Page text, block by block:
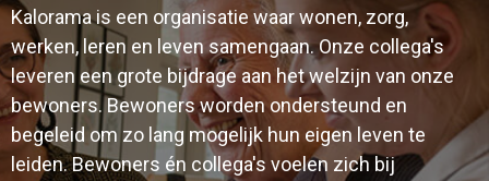
Kalorama is een organisatie waar wonen, zorg,
werken, leren en leven samengaan. Onze collega's
leveren een grote bijdrage aan het welzijn van onze
bewoners. Bewoners worden ondersteund en
begeleid om zo lang mogelijk hun eigen leven te
leiden. Bewoners én collega's voelen zich bij